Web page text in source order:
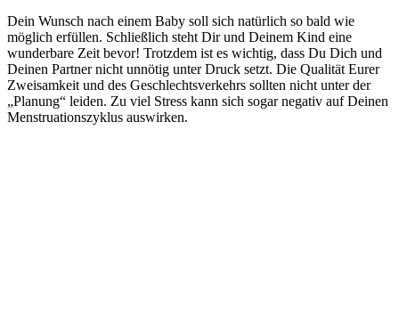
Dein Wunsch nach einem Baby soll sich natürlich so bald wie
möglich erfüllen. Schließlich steht Dir und Deinem Kind eine
wunderbare Zeit bevor! Trotzdem ist es wichtig, dass Du Dich und
Deinen Partner nicht unnötig unter Druck setzt. Die Qualität Eurer
Zweisamkeit und des Geschlechtsverkehrs sollten nicht unter der
„Planung“ leiden. Zu viel Stress kann sich sogar negativ auf Deinen
Menstruationszyklus auswirken.